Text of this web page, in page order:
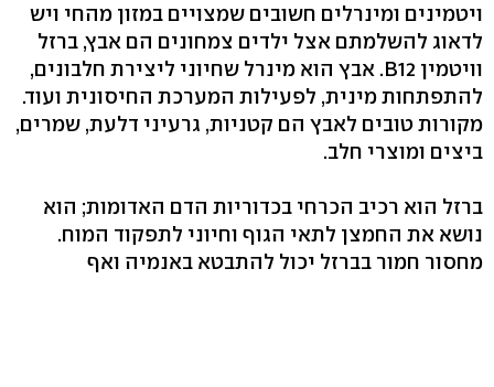
ויטמינים ומינרלים חשובים שמצויים במזון מהחי ויש
לדאוג להשלמתם אצל ילדים צמחונים הם אבץ, ברזל
וויטמין B12. אבץ הוא מינרל שחיוני ליצירת חלבונים,
להתפתחות מינית, לפעילות המערכת החיסונית ועוד.
מקורות טובים לאבץ הם קטניות, גרעיני דלעת, שמרים,
ביצים ומוצרי חלב.
ברזל הוא רכיב הכרחי בכדוריות הדם האדומות; הוא
נושא את החמצן לתאי הגוף וחיוני לתפקוד המוח.
מחסור חמור בברזל יכול להתבטא באנמיה ואף